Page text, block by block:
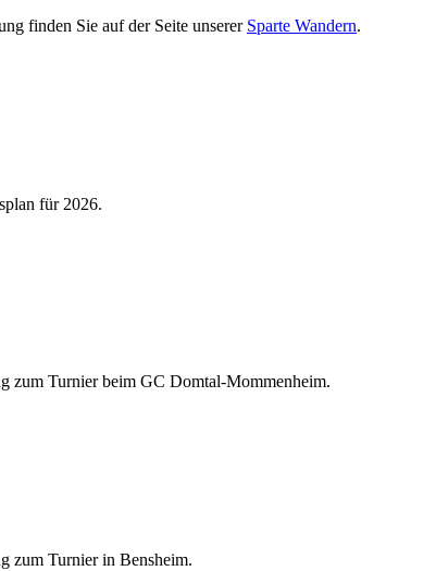
finden Sie auf der Seite unserer Sparte Wandern.
für 2026.
zum Turnier beim GC Domtal-Mommenheim.
zum Turnier in Bensheim.